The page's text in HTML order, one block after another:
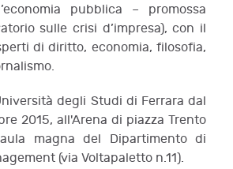
pubblica – promossa
sulle crisi d’impresa), con il
di diritto, economia, filosofia,
degli Studi di Ferrara dal
2015, all'Arena di piazza Trento
magna del Dipartimento di
(via Voltapaletto n.11).